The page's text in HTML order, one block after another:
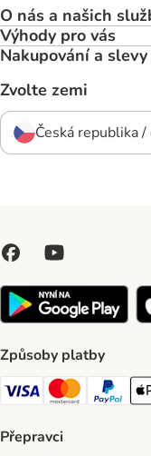
O nás a našich
Výhody pro vás
Nakupování a slevy
Zvolte zemi
Česká republika /
Způsoby platby
Visa Payment Method
MastercardPayPal
Přepravci